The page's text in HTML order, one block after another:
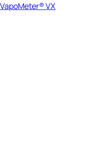
VapoMeter® VX